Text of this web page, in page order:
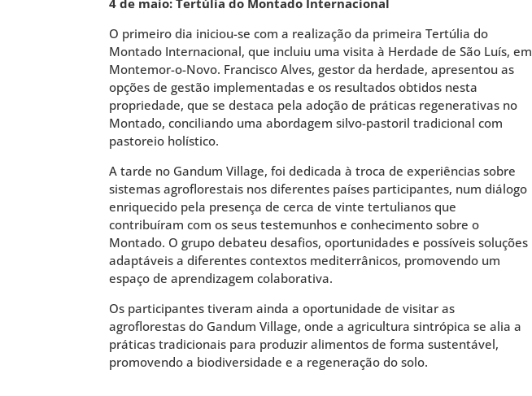
O primeiro dia iniciou-se com a realização da primeira Tertúlia do
Montado Internacional, que incluiu uma visita à Herdade de São Luís, em
Montemor-o-Novo. Francisco Alves, gestor da herdade, apresentou as
opções de gestão implementadas e os resultados obtidos nesta
propriedade, que se destaca pela adoção de práticas regenerativas no
Montado, conciliando uma abordagem silvo-pastoril tradicional com
pastoreio holístico.
A tarde no Gandum Village, foi dedicada à troca de experiências sobre
sistemas agroflorestais nos diferentes países participantes, num diálogo
enriquecido pela presença de cerca de vinte tertulianos que
contribuíram com os seus testemunhos e conhecimento sobre o
Montado. O grupo debateu desafios, oportunidades e possíveis soluções
adaptáveis a diferentes contextos mediterrânicos, promovendo um
espaço de aprendizagem colaborativa.
Os participantes tiveram ainda a oportunidade de visitar as
agroflorestas do Gandum Village, onde a agricultura sintrópica se alia a
práticas tradicionais para produzir alimentos de forma sustentável,
promovendo a biodiversidade e a regeneração do solo.